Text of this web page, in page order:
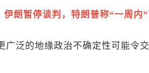
伊朗暂停谈判，特朗普称“一周内
广泛的地缘政治不确定性可能令